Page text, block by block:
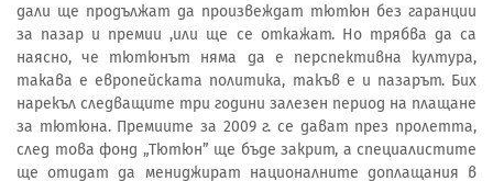
дали ще продължат да произвеждат тютюн без гаранции
за пазар и премии ,или ще се откажат. Но трябва да са
наясно, че тютюнът няма да е перспективна култура,
такава е европейската политика, такъв е и пазарът. Бих
нарекъл следващите три години залезен период на плащане
за тютюна. Премиите за 2009 г. се дават през пролетта,
след това фонд „Тютюн” ще бъде закрит, а специалистите
ще отидат да мениджират националните доплащания в